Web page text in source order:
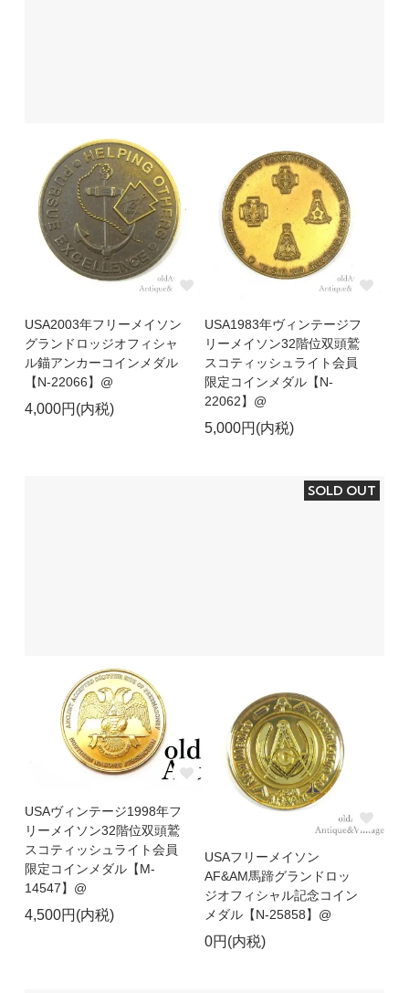
USA2003年フリーメイソン
グランドロッジオフィシャ
ル錨アンカーコインメダル
【N-22066】@
4,000円(内税)
USA1983年ヴィンテージフ
リーメイソン32階位双頭鷲
スコティッシュライト会員
限定コインメダル【N-
22062】@
5,000円(内税)
USAヴィンテージ1998年フ
リーメイソン32階位双頭鷲
スコティッシュライト会員
限定コインメダル【M-
14547】@
4,500円(内税)
SOLD OUT
USAフリーメイソン
AF&AM馬蹄グランドロッ
ジオフィシャル記念コイン
メダル【N-25858】@
0円(内税)